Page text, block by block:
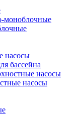
моноблочные
насосы
бассейна
насосы
насосы